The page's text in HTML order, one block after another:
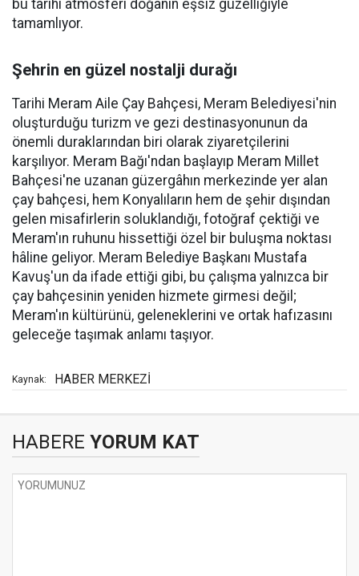
bu tarihi atmosferi doğanın eşsiz güzelliğiyle
tamamlıyor.
Şehrin en güzel nostalji durağı
Tarihi Meram Aile Çay Bahçesi, Meram Belediyesi'nin
oluşturduğu turizm ve gezi destinasyonunun da
önemli duraklarından biri olarak ziyaretçilerini
karşılıyor. Meram Bağı'ndan başlayıp Meram Millet
Bahçesi'ne uzanan güzergâhın merkezinde yer alan
çay bahçesi, hem Konyalıların hem de şehir dışından
gelen misafirlerin soluklandığı, fotoğraf çektiği ve
Meram'ın ruhunu hissettiği özel bir buluşma noktası
hâline geliyor. Meram Belediye Başkanı Mustafa
Kavuş'un da ifade ettiği gibi, bu çalışma yalnızca bir
çay bahçesinin yeniden hizmete girmesi değil;
Meram'ın kültürünü, geleneklerini ve ortak hafızasını
geleceğe taşımak anlamı taşıyor.
Kaynak: HABER MERKEZİ
HABERE YORUM KAT